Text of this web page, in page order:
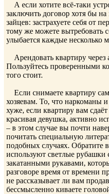
А если хотите всё-таки
заключить договор хотя бы
зайцев: застрахуете себя от
тому же можете вытребовать
улыбается каждые несколько
Арендовать квартиру через
Пользуйтесь проверенными
того стоит.
Если снимаете квартиру
хозяевам. То, что наркоманы
хуже, если квартиру вам
красивая девушка, активно
– в этом случае вы почти
почитать специальную
подобных случаях.
используют светлые рубашки
закатанными рукавами,
разговоре время от времени
не рассказывает ли вам
бессмысленно киваете